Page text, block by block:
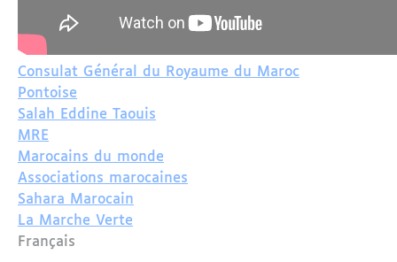
Consulat Général du Royaume du Maroc
Pontoise
Salah Eddine Taouis
MRE
Marocains du monde
Associations marocaines
Sahara Marocain
La Marche Verte
Français